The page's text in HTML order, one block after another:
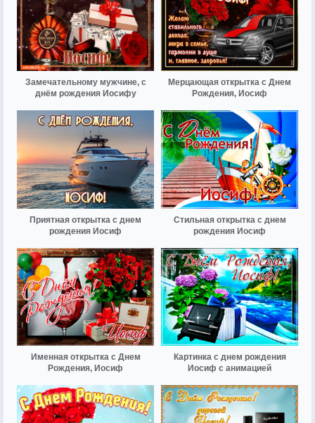
Замечательному мужчине, с
днём рождения Иосифу
Мерцающая открытка с Днем
Рождения, Иосиф
Приятная открытка с днем
рождения Иосиф
Стильная открытка с днем
рождения Иосиф
Именная открытка с Днем
Рождения, Иосиф
Картинка с днем рождения
Иосиф с анимацией